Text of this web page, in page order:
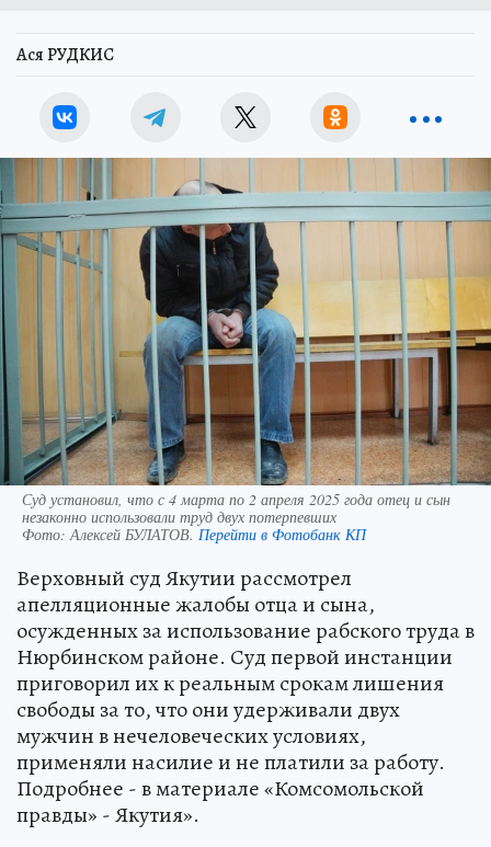
Ася РУДКИС
Суд установил, что с 4 марта по 2 апреля 2025 года отец и сын
незаконно использовали труд двух потерпевших
Фото:Алексей БУЛАТОВ. Перейти в Фотобанк КП
Верховный суд Якутии рассмотрел
апелляционные жалобы отца и сына,
осужденных за использование рабского труда в
Нюрбинском районе. Суд первой инстанции
приговорил их к реальным срокам лишения
свободы за то, что они удерживали двух
мужчин в нечеловеческих условиях,
применяли насилие и не платили за работу.
Подробнее - в материале «Комсомольской
правды» - Якутия».